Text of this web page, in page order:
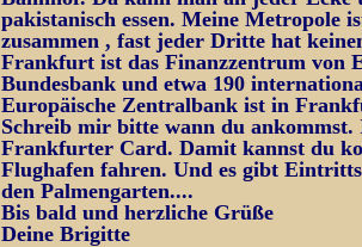
pakistanisch essen. Meine Metropole
zusammen , fast jeder Dritte hat
Frankfurt ist das Finanzzentrum von
Bundesbank und etwa 190
Europäische Zentralbank ist in
Schreib mir bitte wann du
Frankfurter Card. Damit kannst du
Flughafen fahren. Und es gibt
den Palmengarten....
Bis bald und herzliche Grüße
Deine Brigitte